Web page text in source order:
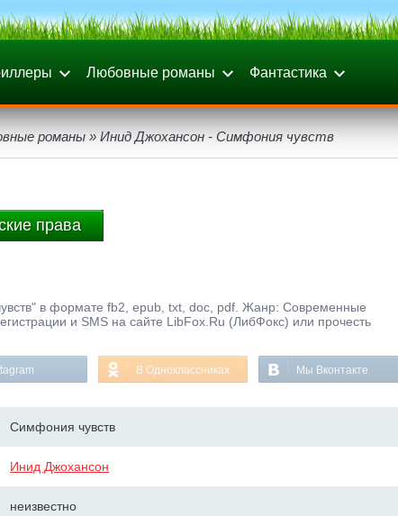
Любовные романы Фантастика
романы » Инид Джохансон - Симфония чувств
права
в формате fb2, epub, txt, doc, pdf. Жанр: Современные
и SMS на сайте LibFox.Ru (ЛибФокс) или прочесть
В Одноклассниках Мы Вконтакте
Симфония чувств
Инид Джохансон
неизвестно